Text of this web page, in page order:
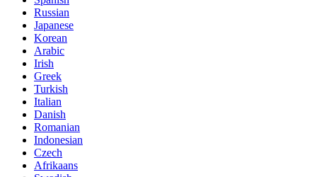
Russian
Japanese
Korean
Arabic
Irish
Greek
Turkish
Italian
Danish
Romanian
Indonesian
Czech
Afrikaans